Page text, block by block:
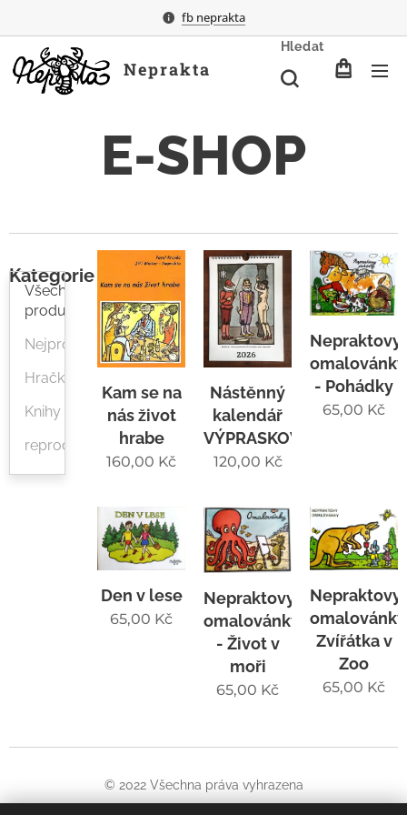
fb neprakta
Neprakta
Hledat
E-SHOP
Kategorie
Všechny
produkty
Nejprodávanější
Hračky
Knihy
reprodukce
Kam se na
nás život
hrabe
160,00 Kč
Nástěnný
kalendář
VÝPRASKOVÝ
120,00 Kč
Nepraktovy
omalovánky
- Pohádky
65,00 Kč
Den v lese
65,00 Kč
Nepraktovy
omalovánky
- Život v
moři
65,00 Kč
Nepraktovy
Zvířátka v
Zoo
65,00 Kč
© 2022 Všechna práva vyhrazena